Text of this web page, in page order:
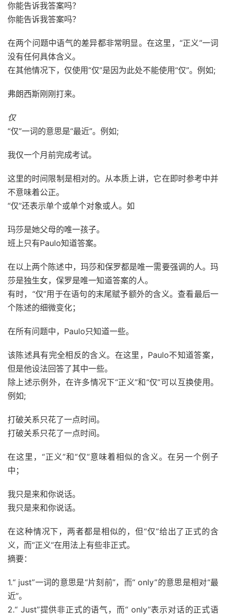
你能告诉我答案吗？
你能告诉我答案吗？
在两个问题中语气的差异都非常明显。在这里，“正义”一词
没有任何具体含义。
在其他情况下，仅使用“仅”是因为此处不能使用“仅”。例如;
弗朗西斯刚刚打来。
仅
“仅”一词的意思是“最近”。例如;
我仅一个月前完成考试。
这里的时间 限制是相对的。从本质上讲，它在即时参考中并
不意味着公正。
“仅”还表示单个或单个对象或人。如
玛莎是她父母的唯一孩子。
班上只有Paulo知道答案。
在以上两个陈述中，玛莎和保罗都是唯一需要强调的人。玛
莎是独生女，保罗是唯一知道答案的人。
有时，“仅”用于在语句的末尾赋予额外的含义。查看最后一
个陈述的细微变化；
在所有问题中，Paulo只知道一些。
该陈述具有完全相反的含义。在这里，Paulo不知道答案，
但是他设法回答了其中一些。
除上述示例外，在许多情况下“正义”和“仅”可以互换使用。
例如;
打破关系只花了一点时间。
打破关系只花了一点时间。
在这里，“正义”和“仅”意味着相似的含义。在另一个例子
中；
我只是来和你说话。
我只是来和你说话。
在这种情况下，两者都是相似的，但“仅”给出了正式的含
义，而“正义”在用法上有些非正式。
摘要：
1.“ just”一词的意思是“片刻前”，而“ only”的意思是相对“最
近”。
2.“ Just”提供非正式的语气， 而“ only”表示对话的正式语